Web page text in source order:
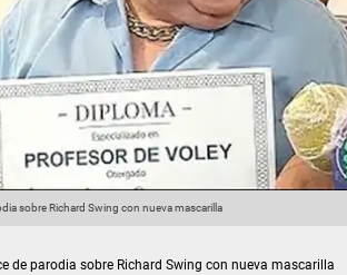
sobre Richard Swing con nueva mascarilla
de parodia sobre Richard Swing con nueva mascarilla